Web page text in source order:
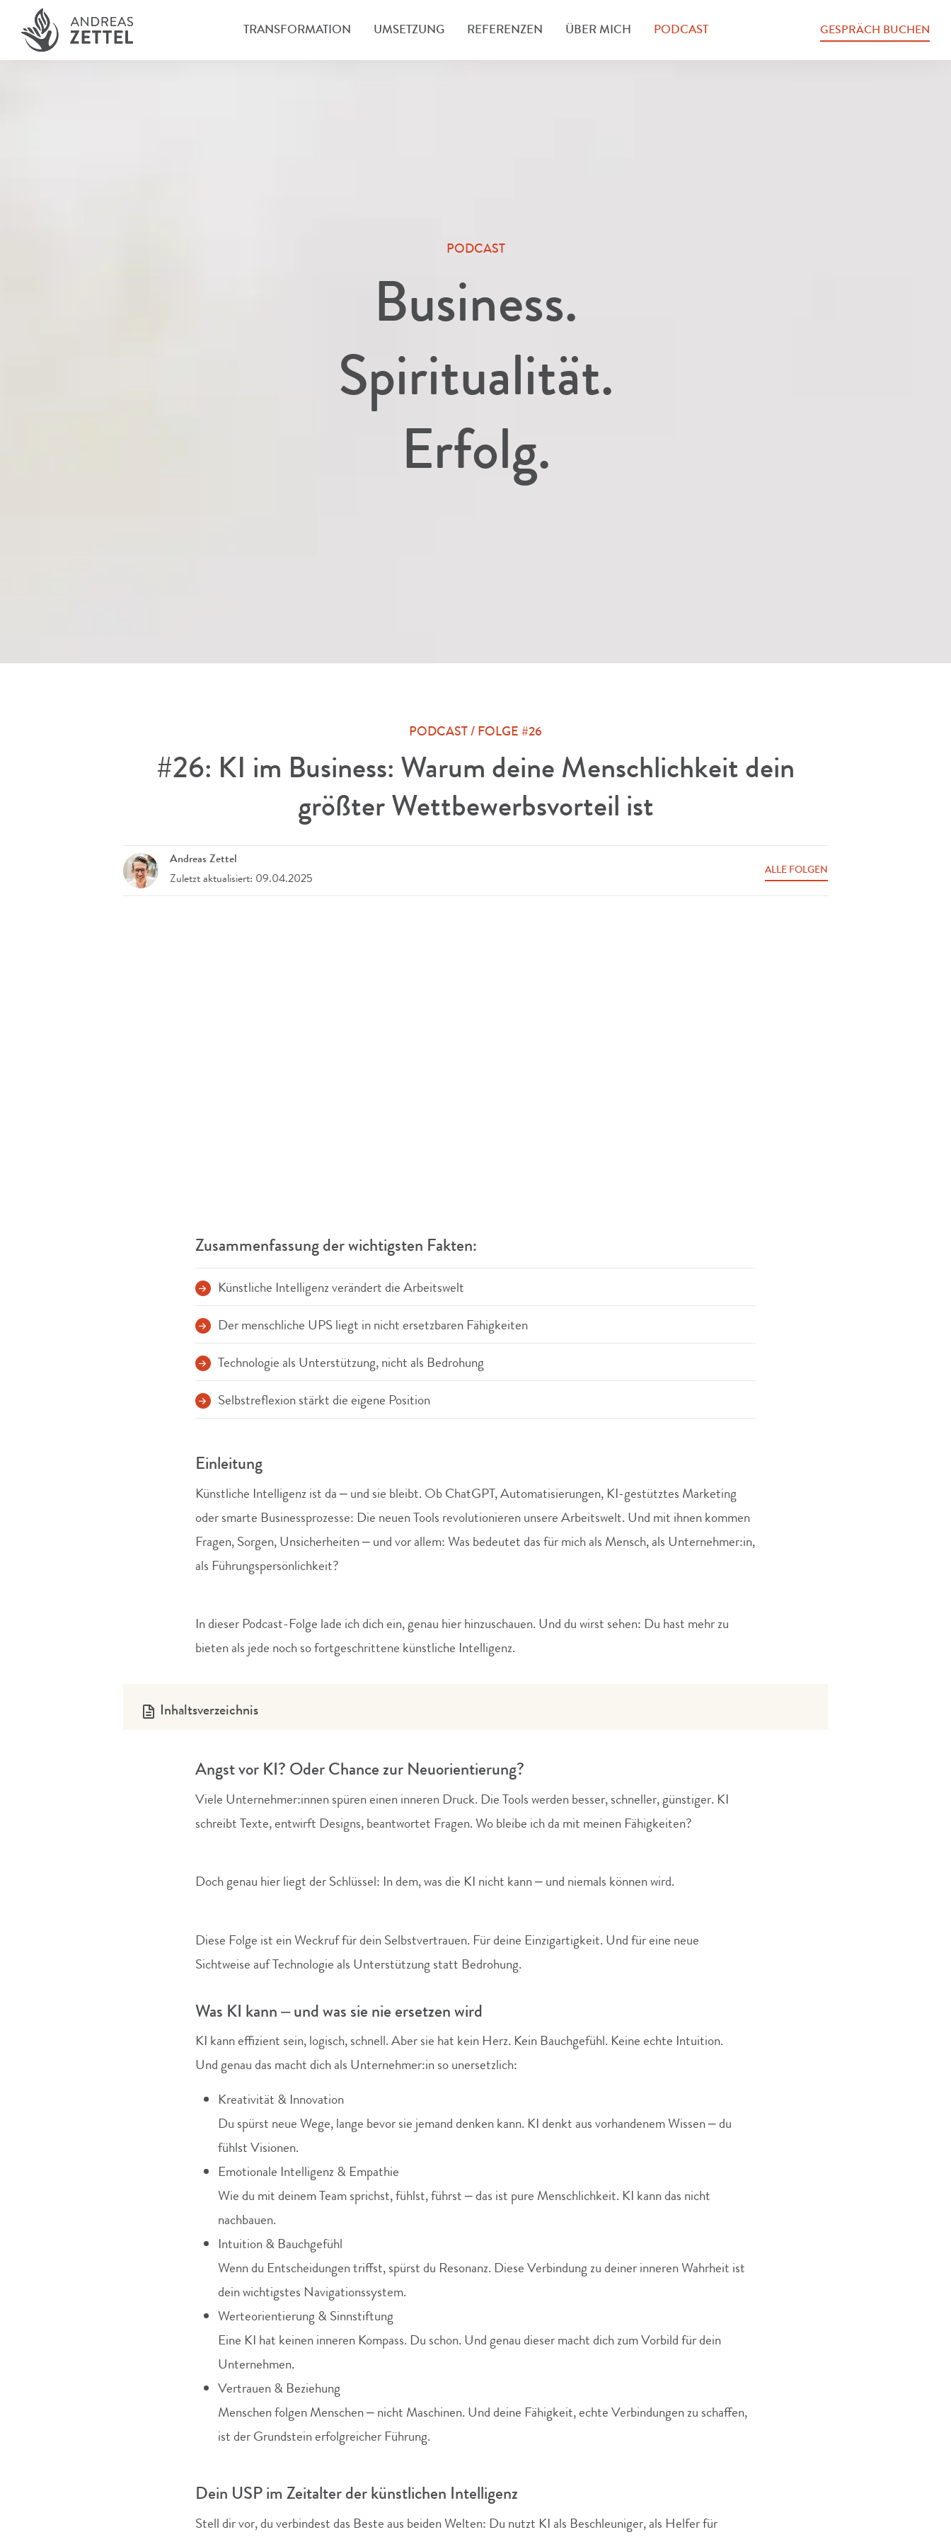
TRANSFORMATION UMSETZUNG REFERENZEN ÜBER MICH PODCAST GESPRÄCH BUCHEN
PODCAST
Business.
Spiritualität.
Erfolg.
PODCAST / FOLGE #26
#26: KI im Business: Warum deine Menschlichkeit dein
größter Wettbewerbsvorteil ist
Andreas Zettel
Zuletzt aktualisiert: 09.04.2025
ALLE FOLGEN
Zusammenfassung der wichtigsten Fakten:
Künstliche Intelligenz verändert die Arbeitswelt
Der menschliche UPS liegt in nicht ersetzbaren Fähigkeiten
Technologie als Unterstützung, nicht als Bedrohung
Selbstreflexion stärkt die eigene Position
Einleitung
Künstliche Intelligenz ist da – und sie bleibt. Ob ChatGPT, Automatisierungen, KI-gestütztes Marketing
oder smarte Businessprozesse: Die neuen Tools revolutionieren unsere Arbeitswelt. Und mit ihnen kommen
Fragen, Sorgen, Unsicherheiten – und vor allem: Was bedeutet das für mich als Mensch, als Unternehmer:in,
als Führungspersönlichkeit?
In dieser Podcast-Folge lade ich dich ein, genau hier hinzuschauen. Und du wirst sehen: Du hast mehr zu
bieten als jede noch so fortgeschrittene künstliche Intelligenz.
Inhaltsverzeichnis
Angst vor KI? Oder Chance zur Neuorientierung?
Viele Unternehmer:innen spüren einen inneren Druck. Die Tools werden besser, schneller, günstiger. KI
schreibt Texte, entwirft Designs, beantwortet Fragen. Wo bleibe ich da mit meinen Fähigkeiten?
Doch genau hier liegt der Schlüssel: In dem, was die KI nicht kann – und niemals können wird.
Diese Folge ist ein Weckruf für dein Selbstvertrauen. Für deine Einzigartigkeit. Und für eine neue
Sichtweise auf Technologie als Unterstützung statt Bedrohung.
Was KI kann – und was sie nie ersetzen wird
KI kann effizient sein, logisch, schnell. Aber sie hat kein Herz. Kein Bauchgefühl. Keine echte Intuition.
Und genau das macht dich als Unternehmer:in so unersetzlich:
Kreativität & Innovation
Du spürst neue Wege, lange bevor sie jemand denken kann. KI denkt aus vorhandenem Wissen – du
fühlst Visionen.
Emotionale Intelligenz & Empathie
Wie du mit deinem Team sprichst, fühlst, führst – das ist pure Menschlichkeit. KI kann das nicht
nachbauen.
Intuition & Bauchgefühl
Wenn du Entscheidungen triffst, spürst du Resonanz. Diese Verbindung zu deiner inneren Wahrheit ist
dein wichtigstes Navigationssystem.
Werteorientierung & Sinnstiftung
Eine KI hat keinen inneren Kompass. Du schon. Und genau dieser macht dich zum Vorbild für dein
Unternehmen.
Vertrauen & Beziehung
Menschen folgen Menschen – nicht Maschinen. Und deine Fähigkeit, echte Verbindungen zu schaffen,
ist der Grundstein erfolgreicher Führung.
Dein USP im Zeitalter der künstlichen Intelligenz
Stell dir vor, du verbindest das Beste aus beiden Welten: Du nutzt KI als Beschleuniger, als Helfer für